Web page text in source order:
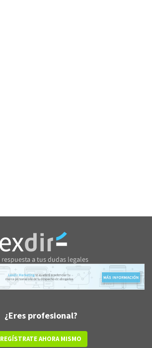
¿Eres profesional?
REGÍSTRATE AHORA MISMO